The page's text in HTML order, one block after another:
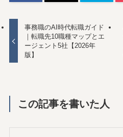
事務職のAI時代転職ガイド
｜転職先10職種マップとエ
ージェント5社【2026年
版】
この記事を書いた人